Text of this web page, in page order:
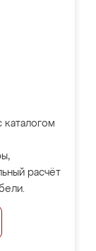
расчёт